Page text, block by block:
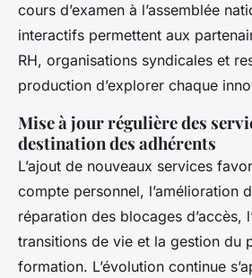
cours d’examen à l’assemblée
interactifs permettent aux
RH, organisations syndicales et
production d’explorer chaque
Mise à jour régulière des
destination des adhérents
L’ajout de nouveaux services
compte personnel, l’amélioration
réparation des blocages d’accès,
transitions de vie et la gestion du
formation. L’évolution continue